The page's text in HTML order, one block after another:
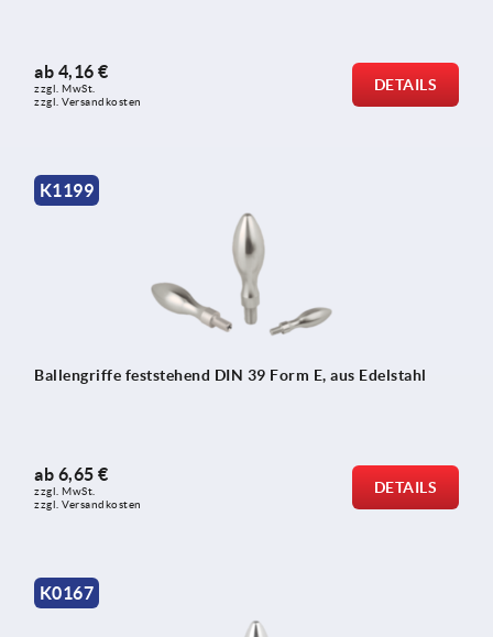
ab 4,16 €
zzgl. MwSt.
zzgl. Versandkosten
DETAILS
K1199
Ballengriffe feststehend DIN 39 Form E, aus Edelstahl
ab 6,65 €
zzgl. MwSt.
zzgl. Versandkosten
DETAILS
K0167